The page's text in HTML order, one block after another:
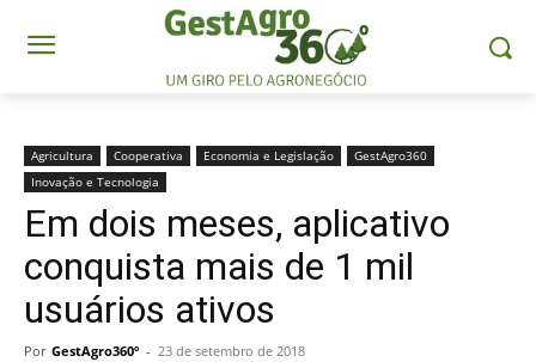
Agricultura Cooperativa Economia e Legislação
GestAgro360
Inovação e Tecnologia
Em dois meses, aplicativo
conquista mais de 1 mil
usuários ativos
Por GestAgro360º - 23 de setembro de 2018